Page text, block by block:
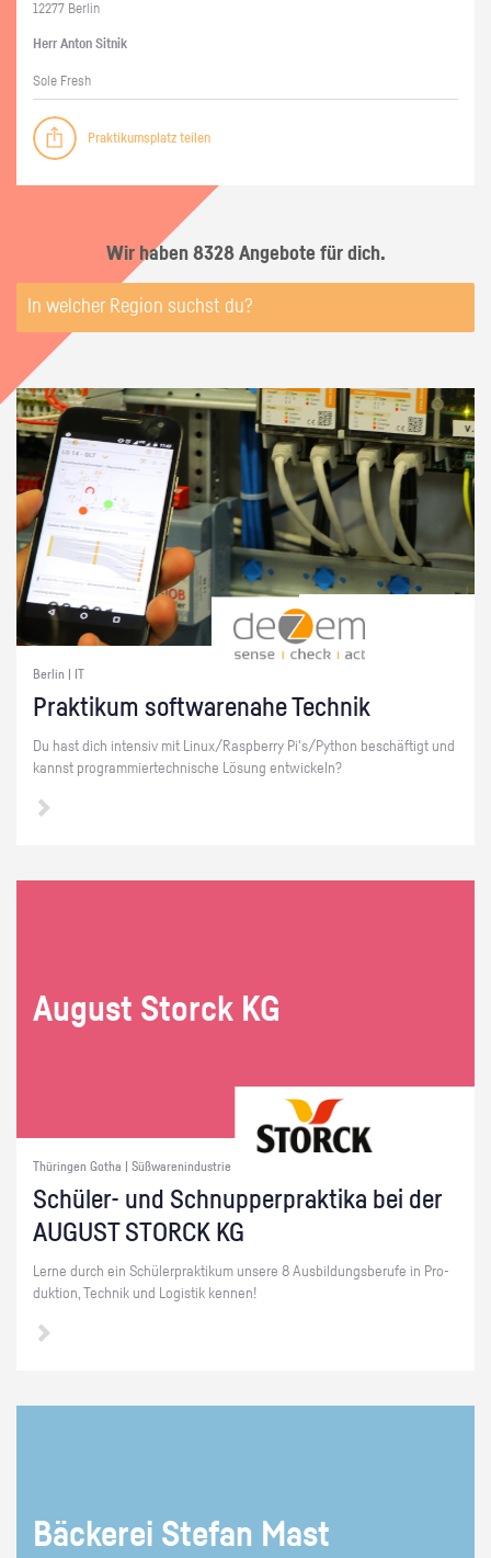
12277 Ber­lin
Herr Anton Sit­nik
Sole Fresh
Praktikumsplatz teilen
Wir haben 8328 Angebote für dich.
Berlin | IT
Prak­ti­kum soft­ware­na­he Tech­nik
Du hast dich in­ten­siv mit Linux/Raspber­ry Pi's/Py­thon be­schäf­tigt und
kannst pro­gram­mier­tech­ni­sche Lö­sung ent­wi­ckeln?
Au­gust Storck KG
Thüringen Gotha | Süßwarenindustrie
Schü­ler- und Schnup­per­prak­ti­ka bei der
AU­GUST STORCK KG
Lerne durch ein Schü­ler­prak­ti­kum un­se­re 8 Aus­bil­dungs­be­ru­fe in Pro­
duk­ti­on, Tech­nik und Lo­gis­tik ken­nen!
Bä­cke­rei Ste­fan Mast